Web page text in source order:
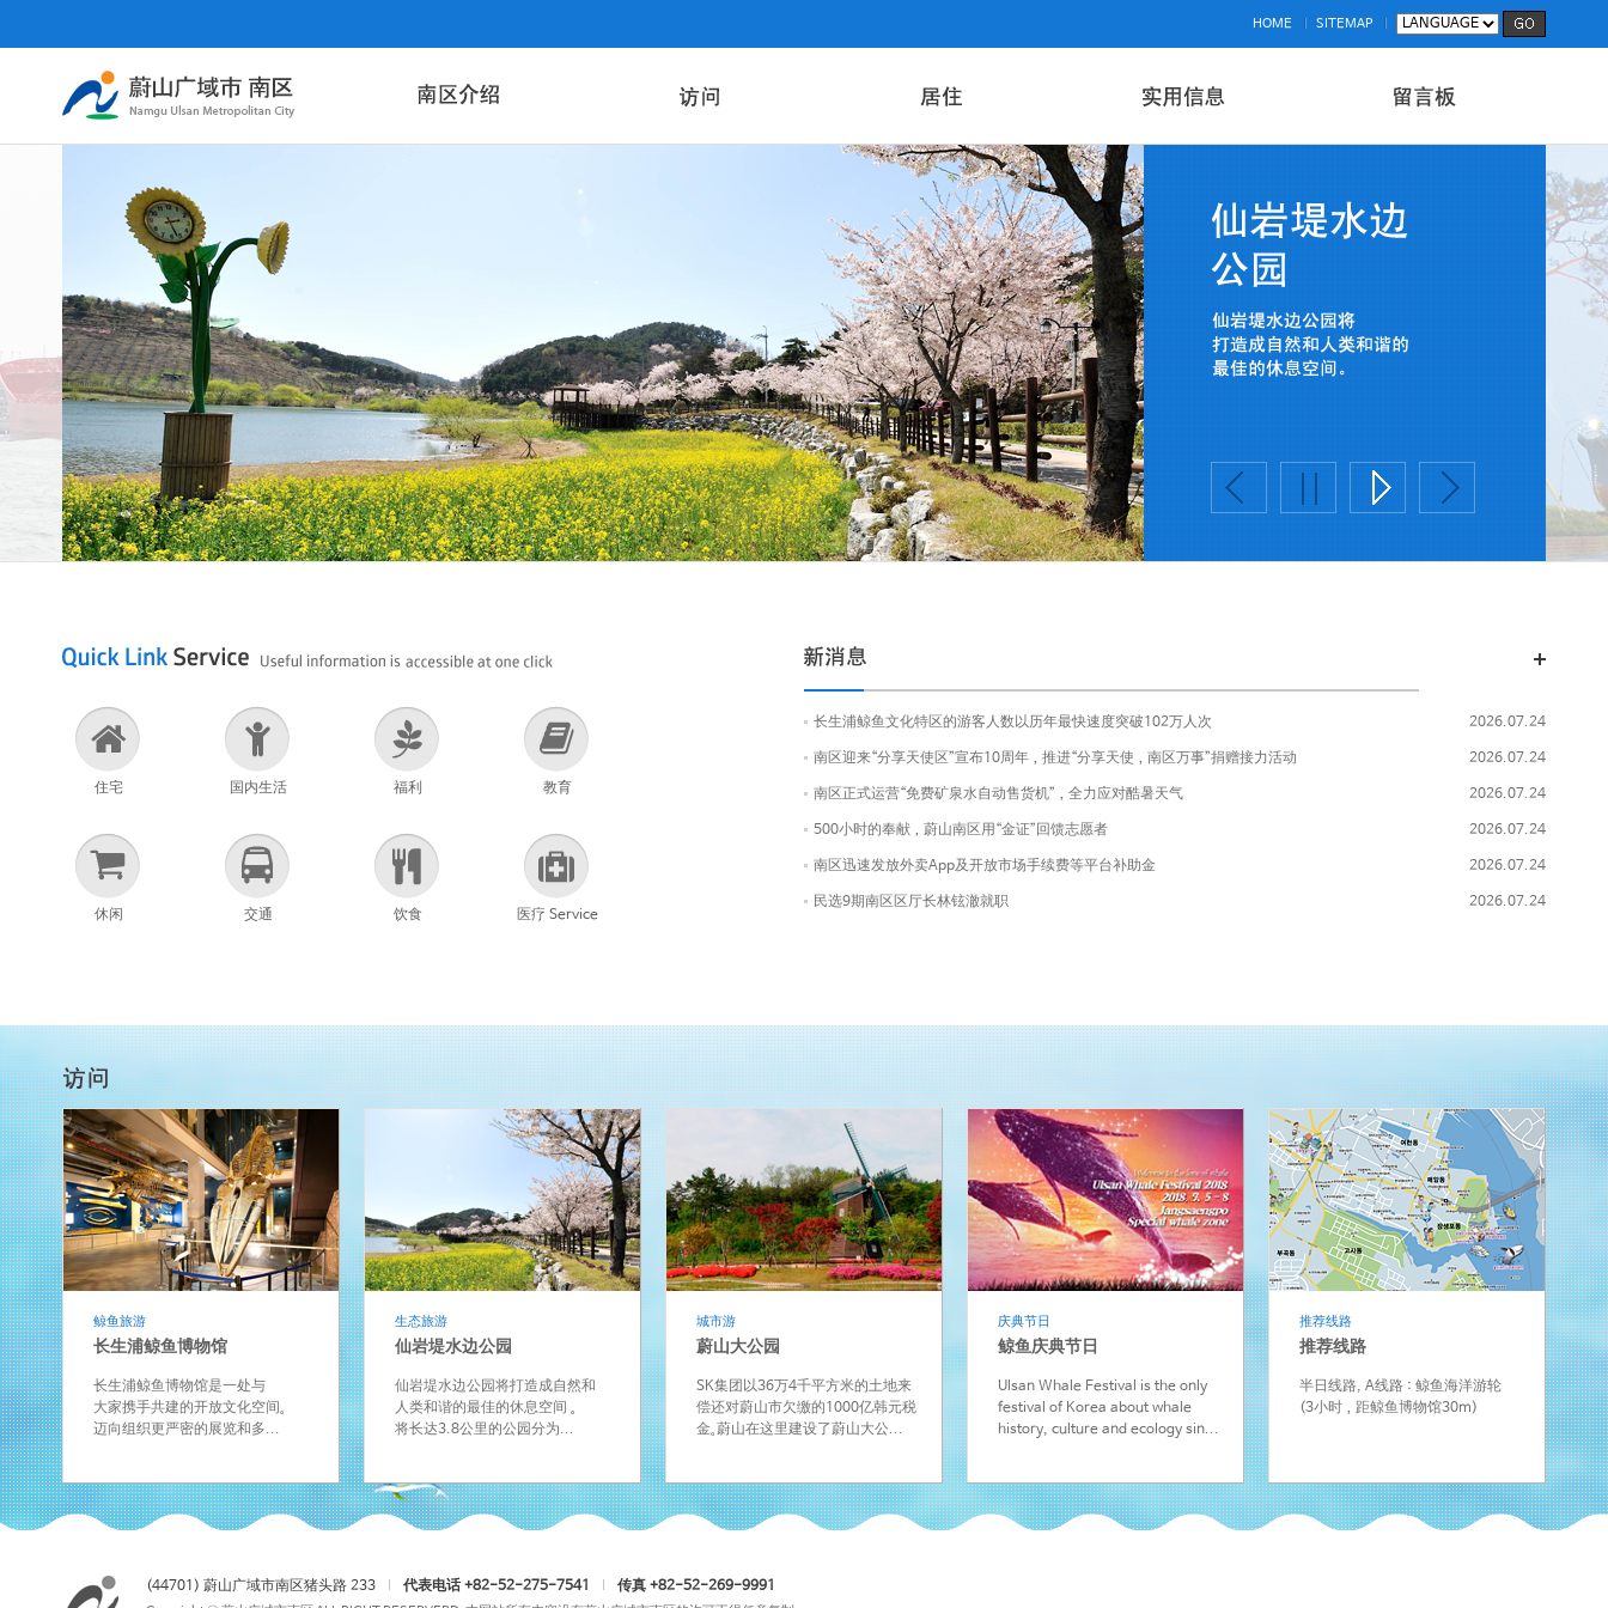
HOME SITEMAP
住宅
车辆
国内生活
纳税
福利
教育
住宅 国内生活 福利 教育
休闲 交通 饮食 医疗 Service
长生浦鲸鱼文化特区的游客人数以历年最快速度突破102万人次 2026.07.24
南区迎来“分享天使区”宣布10周年，推进“分享天使，南区万事”捐赠接力活动 2026.07.24
南区正式运营“免费矿泉水自动售货机”，全力应对酷暑天气 2026.07.24
500小时的奉献，蔚山南区用“金证”回馈志愿者 2026.07.24
南区迅速发放外卖App及开放市场手续费等平台补助金 2026.07.24
民选9期南区区厅长林铉澈就职 2026.07.24
鲸鱼旅游
长生浦鲸鱼博物馆
长生浦鲸鱼博物馆是一处与
大家携手共建的开放文化空间。
迈向组织更严密的展览和多...
生态旅游
仙岩堤水边公园
仙岩堤水边公园将打造成自然和
人类和谐的最佳的休息空间 。
将长达3.8公里的公园分为...
城市游
蔚山大公园
SK集团以36万4千平方米的土地来
偿还对蔚山市欠缴的1000亿韩元税
金。蔚山在这里建设了蔚山大公...
庆典节日
鲸鱼庆典节日
Ulsan Whale Festival is the only
festival of Korea about whale
history, culture and ecology sin...
推荐线路
推荐线路
半日线路, A线路 : 鲸鱼海洋游轮
(3小时，距鲸鱼博物馆30m)
(44701) 蔚山广域市南区猪头路 233 I 代表电话 +82-52-275-7541 I 传真 +82-52-269-9991